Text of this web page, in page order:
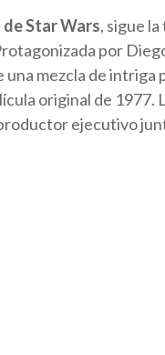
Star Wars, sigue
por
una mezcla de intriga
original de 1977.
ejecutivo